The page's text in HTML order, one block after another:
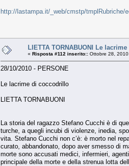
http://lastampa.it/_web/cmstp/tmplRubriche/
LIETTA TORNABUONI Le
« Risposta #112 inserito:: Ottobre 28,
28/10/2010 - PERSONE
Le lacrime di coccodrillo
LIETTA TORNABUONI
La storia del ragazzo Stefano Cucchi è di
turche, a quegli incubi di violenze, inedia,
vita. Stefano Cucchi non c’è: è morto nel
curato, abbandonato, dopo aver smesso di
morte sono accusati medici, infermieri,
principale della morte e della strenua lotta